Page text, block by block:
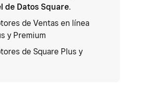
de Datos Square.
de Ventas en línea
y Premium
de Square Plus y